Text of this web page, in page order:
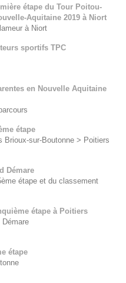
étape du Tour Poitou-
Aquitaine 2019 à Niort
à Niort
sportifs TPC
en Nouvelle Aquitaine
étape
Brioux-sur-Boutonne > Poitiers
Démare
étape et du classement
étape à Poitiers
Démare
étape